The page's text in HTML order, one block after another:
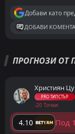
Добави като
ДОБАВИ
ПРОГНОЗИ ОТ
Християн
PRO ТИПСТЪР
-20 Точки
4.10 Под